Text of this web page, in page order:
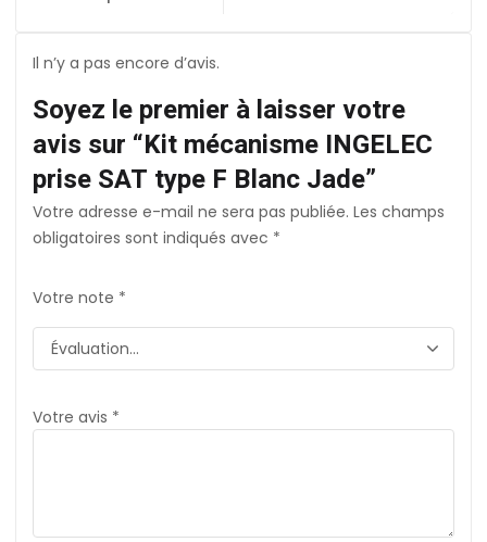
Il n’y a pas encore d’avis.
Soyez le premier à laisser votre
avis sur “Kit mécanisme INGELEC
prise SAT type F Blanc Jade”
Votre adresse e-mail ne sera pas publiée. Les champs
obligatoires sont indiqués avec *
Votre note *
Votre avis *